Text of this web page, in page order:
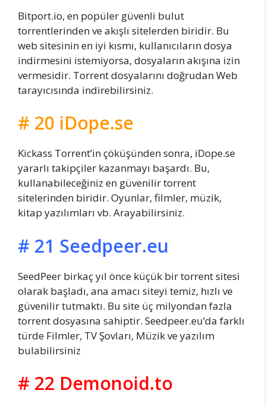
Bitport.io, en popüler güvenli bulut
torrentlerinden ve akışlı sitelerden biridir. Bu
web sitesinin en iyi kısmı, kullanıcıların dosya
indirmesini istemiyorsa, dosyaların akışına izin
vermesidir. Torrent dosyalarını doğrudan Web
tarayıcısında indirebilirsiniz.
# 20 iDope.se
Kickass Torrent’in çöküşünden sonra, iDope.se
yararlı takipçiler kazanmayı başardı. Bu,
kullanabileceğiniz en güvenilir torrent
sitelerinden biridir. Oyunlar, filmler, müzik,
kitap yazılımları vb. Arayabilirsiniz.
# 21 Seedpeer.eu
SeedPeer birkaç yıl önce küçük bir torrent sitesi
olarak başladı, ana amacı siteyi temiz, hızlı ve
güvenilir tutmaktı. Bu site üç milyondan fazla
torrent dosyasına sahiptir. Seedpeer.eu’da farklı
türde Filmler, TV Şovları, Müzik ve yazılım
bulabilirsiniz
# 22 Demonoid.to